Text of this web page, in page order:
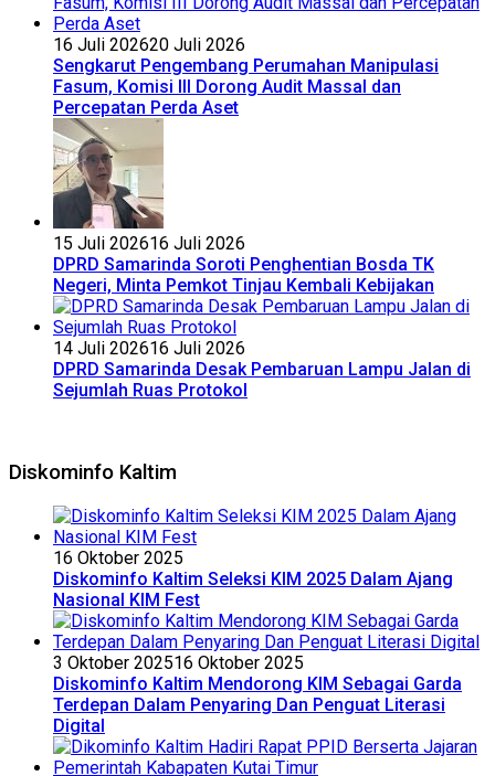
16 Juli 202620 Juli 2026
Sengkarut Pengembang Perumahan Manipulasi
Fasum, Komisi III Dorong Audit Massal dan
Percepatan Perda Aset
15 Juli 202616 Juli 2026
DPRD Samarinda Soroti Penghentian Bosda TK
Negeri, Minta Pemkot Tinjau Kembali Kebijakan
14 Juli 202616 Juli 2026
DPRD Samarinda Desak Pembaruan Lampu Jalan di
Sejumlah Ruas Protokol
Diskominfo Kaltim
16 Oktober 2025
Diskominfo Kaltim Seleksi KIM 2025 Dalam Ajang
Nasional KIM Fest
3 Oktober 202516 Oktober 2025
Diskominfo Kaltim Mendorong KIM Sebagai Garda
Terdepan Dalam Penyaring Dan Penguat Literasi
Digital